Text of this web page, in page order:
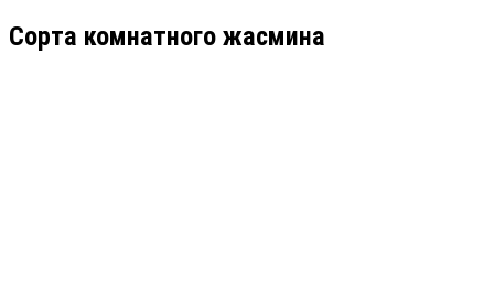
Сорта комнатного жасмина